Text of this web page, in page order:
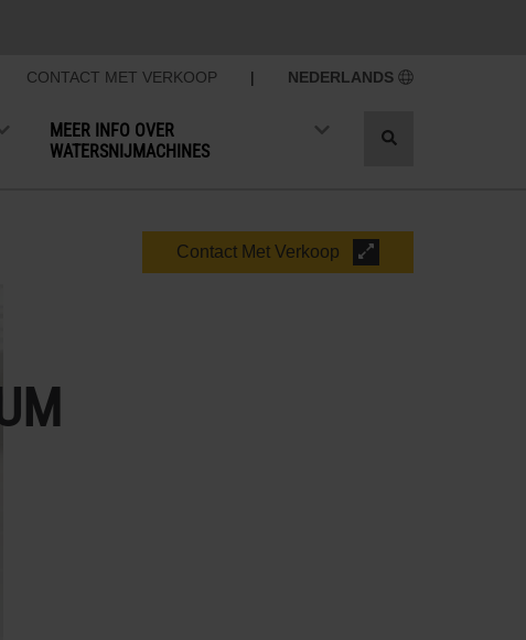
CONTACT MET VERKOOP | NEDERLANDS
MEER INFO OVER
WATERSNIJMACHINES
Toggle
Contact Met Verkoop